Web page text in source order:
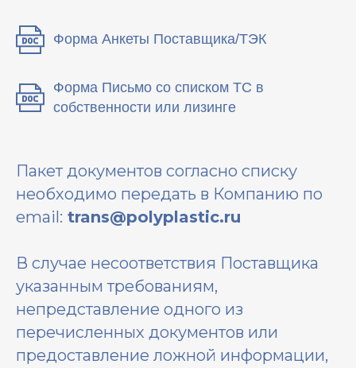
Форма Анкеты Поставщика/ТЭК
Форма Письмо со списком ТС в
собственности или лизинге
Пакет документов согласно списку
необходимо передать в Компанию по
email: trans@polyplastic.ru
В случае несоответствия Поставщика
указанным требованиям,
непредставление одного из
перечисленных документов или
предоставление ложной информации,